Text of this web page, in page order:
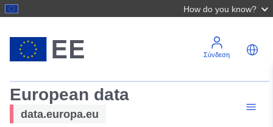
How do you know?
Σύνδεση
European data
data.europa.eu